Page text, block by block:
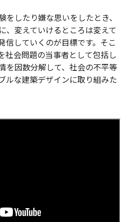
をしたり嫌な思いをしたとき、
、変えていけるところは変えて
信していくのが目標です。そこ
社会問題の当事者として包括し
を因数分解して、社会の不平等
ルな建築デザインに取り組みた